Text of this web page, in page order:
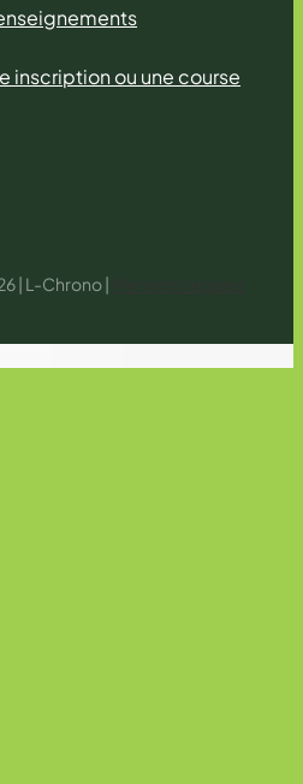
inscription ou une course
| L-Chrono |